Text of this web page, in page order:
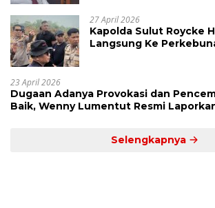
27 April 2026
Kapolda Sulut Roycke
Langsung Ke
23 April 2026
Dugaan Adanya Provokasi dan
Baik, Wenny Lumentut Resmi
Selengkapnya